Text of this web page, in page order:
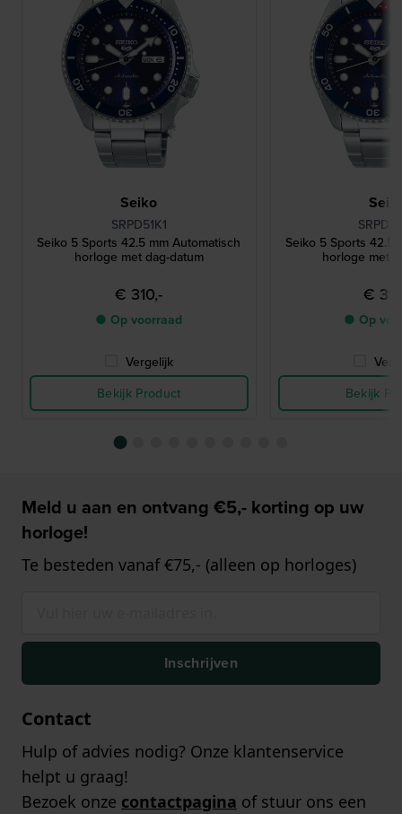
Seiko
SRPD51K1
Seiko 5 Sports 42.5 mm Automatisch
horloge met dag-datum
€ 310,-
● Op voorraad
Vergelijk
Bekijk Product
Seiko 5 Sports 42.5
horloge met
€
● Op
Bekijk
Meld u aan en ontvang €5,- korting op uw
horloge!
Te besteden vanaf €75,- (alleen op horloges)
Inschrijven
Contact
Hulp of advies nodig? Onze klantenservice
helpt u graag!
Bezoek onze contactpagina of stuur ons een